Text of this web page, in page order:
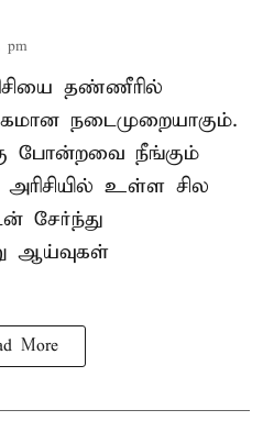
pm
தண்ணீரில்
நடைமுறையாகும்.
போன்றவை நீங்கும்
அரிசியில் உள்ள சில
சேர்ந்து
ஆய்வுகள்
More